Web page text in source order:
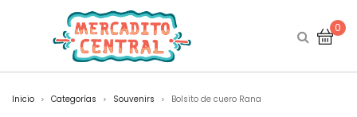
0
Inicio > Categorías > Souvenirs > Bolsito de cuero Rana